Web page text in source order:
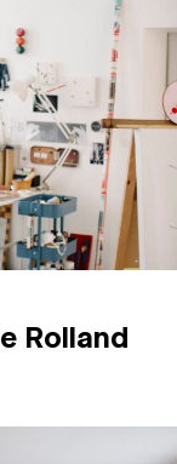
↓
Rolland